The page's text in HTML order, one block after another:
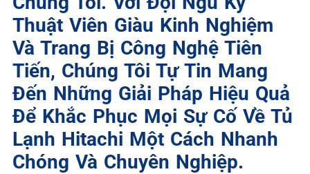
Thuật Viên Giàu Kinh Nghiệm
Và Trang Bị Công Nghệ Tiên
Tiến, Chúng Tôi Tự Tin Mang
Đến Những Giải Pháp Hiệu Quả
Để Khắc Phục Mọi Sự Cố Về Tủ
Lạnh Hitachi Một Cách Nhanh
Chóng Và Chuyên Nghiệp.